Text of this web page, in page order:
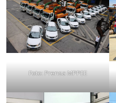
Foto: Prensa MPPEE